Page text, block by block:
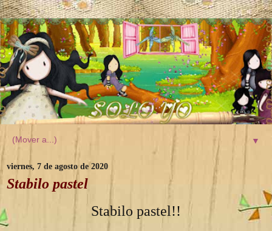
▼
viernes, 7 de agosto de 2020
Stabilo pastel
Stabilo pastel!!